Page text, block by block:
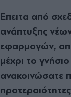
Επειτα από
ανάπτυξης
εφαρμογών,
μέχρι το
ανακοινώσατε